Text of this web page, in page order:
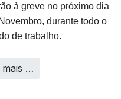
à greve no próximo dia
durante todo o
de trabalho.
mais …